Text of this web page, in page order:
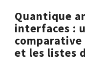
Quantique
interfaces :
et les listes